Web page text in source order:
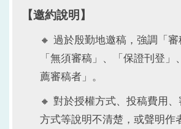
【邀約說明】
🔸 過於殷勤地邀稿，強調「審
「無須審稿」、「保證刊登
薦審稿者」。
🔸 對於授權方式、投稿費用
方式等說明不清楚，或聲明作